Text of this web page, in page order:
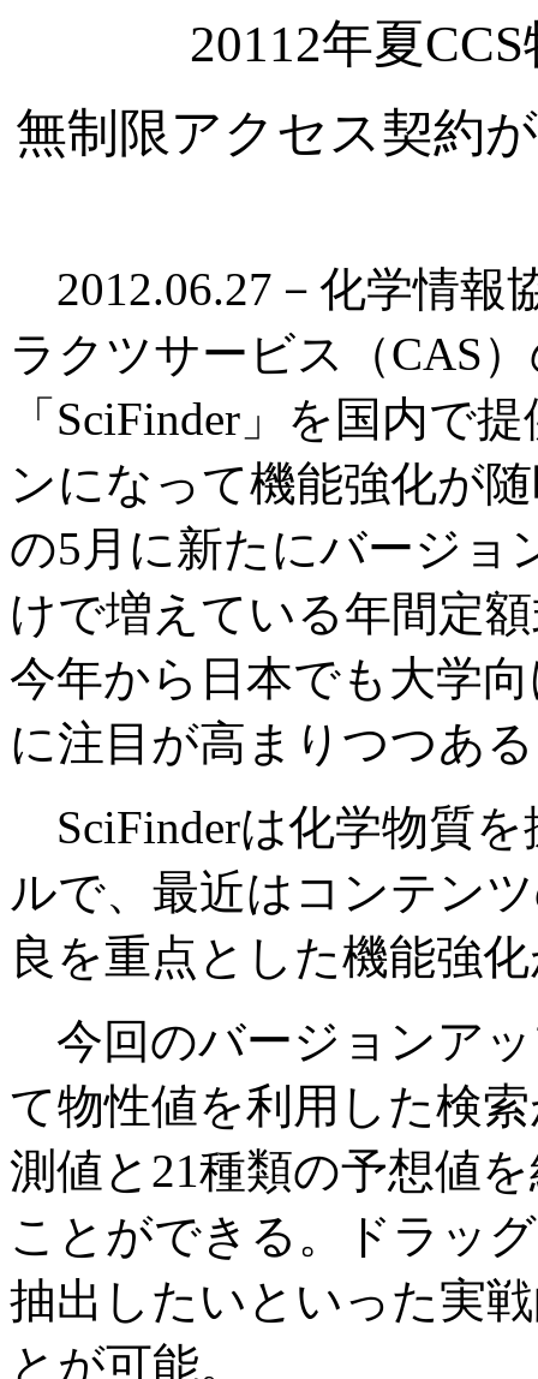
20112年夏
無制限アクセス契約
2012.06.27－化学情報
ラクツサービス（CAS
「SciFinder」を国内で
ンになって機能強化が
の5月に新たにバージョ
けで増えている年間定
今年から日本でも大学
に注目が高まりつつあ
SciFinderは化学物質
ルで、最近はコンテン
良を重点とした機能強
今回のバージョンア
て物性値を利用した検
測値と21種類の予想値
ことができる。ドラッ
抽出したいといった実
とが可能。